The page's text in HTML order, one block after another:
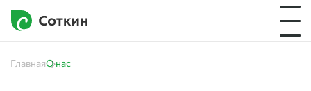
ГлавнаяО нас